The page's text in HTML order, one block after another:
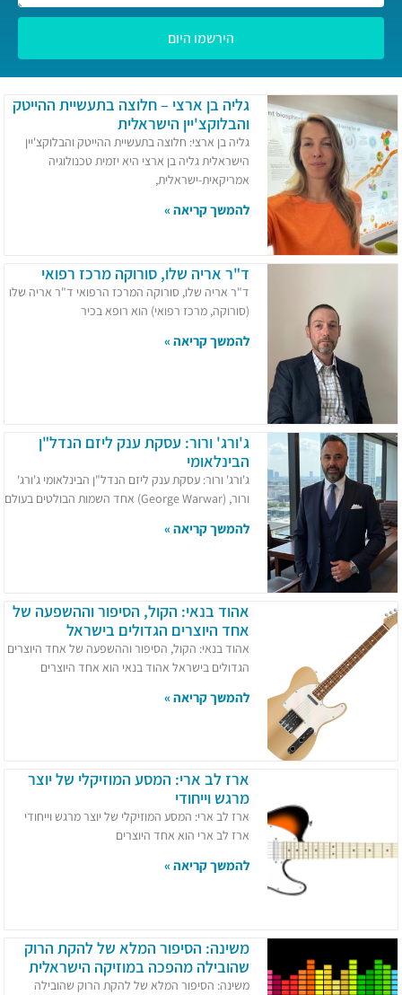
הירשמו היום
גליה בן ארצי – חלוצה בתעשיית ההייטק
והבלוקצ'יין הישראלית​
גליה בן ארצי: חלוצה בתעשיית ההייטק והבלוקצ'יין
הישראלית​ ​גליה בן ארצי היא יזמית טכנולוגיה
אמריקאית-ישראלית,
להמשך קריאה »
ד"ר אריה שלו, סורוקה מרכז רפואי
ד"ר אריה שלו, סורוקה המרכז הרפואי ד"ר אריה שלו
(סורוקה, מרכז רפואי) הוא רופא בכיר
להמשך קריאה »
ג'ורג' ורור: עסקת ענק ליזם הנדל"ן
הבינלאומי
ג'ורג' ורור: עסקת ענק ליזם הנדל"ן הבינלאומי ג'ורג'
ורור, (George Warwar) אחד השמות הבולטים בעולם
להמשך קריאה »
אהוד בנאי: הקול, הסיפור וההשפעה של
אחד היוצרים הגדולים בישראל
אהוד בנאי: הקול, הסיפור וההשפעה של אחד היוצרים
הגדולים בישראל אהוד בנאי הוא אחד היוצרים
להמשך קריאה »
ארז לב ארי: המסע המוזיקלי של יוצר
מרגש וייחודי
ארז לב ארי: המסע המוזיקלי של יוצר מרגש וייחודי
ארז לב ארי הוא אחד היוצרים
להמשך קריאה »
משינה: הסיפור המלא של להקת הרוק
שהובילה מהפכה במוזיקה הישראלית
משינה: הסיפור המלא של להקת הרוק שהובילה